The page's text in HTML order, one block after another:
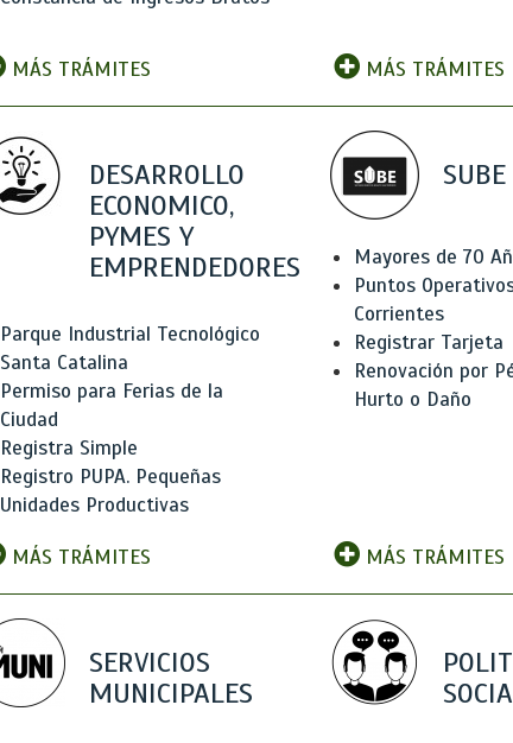
MÁS TRÁMITES MÁS TRÁMITES
DESARROLLO
ECONOMICO,
PYMES Y
EMPRENDEDORES
Parque Industrial Tecnológico
Santa Catalina
Permiso para Ferias de la
Ciudad
Registra Simple
Registro PUPA. Pequeñas
Unidades Productivas
MÁS TRÁMITES
SUBE
Mayores de 70
Puntos
Corrientes
Registrar Tarjeta
Renovación por
Hurto o Daño
MÁS TRÁMITES
SERVICIOS
MUNICIPALES